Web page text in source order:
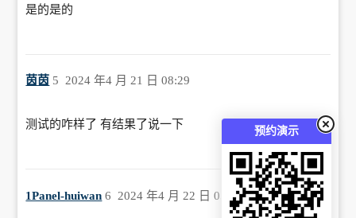
预约演示
是的是的
茵茵 2024 年4 月 21 日 08:29
5
测试的咋样了 有结果了说一下
1Panel-huiwan 2024 年4 月 22 日 05:16
6